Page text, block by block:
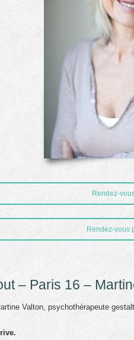
– Paris 16 –
Valton, psychothérapeute
Rendez-
Rendez-vous